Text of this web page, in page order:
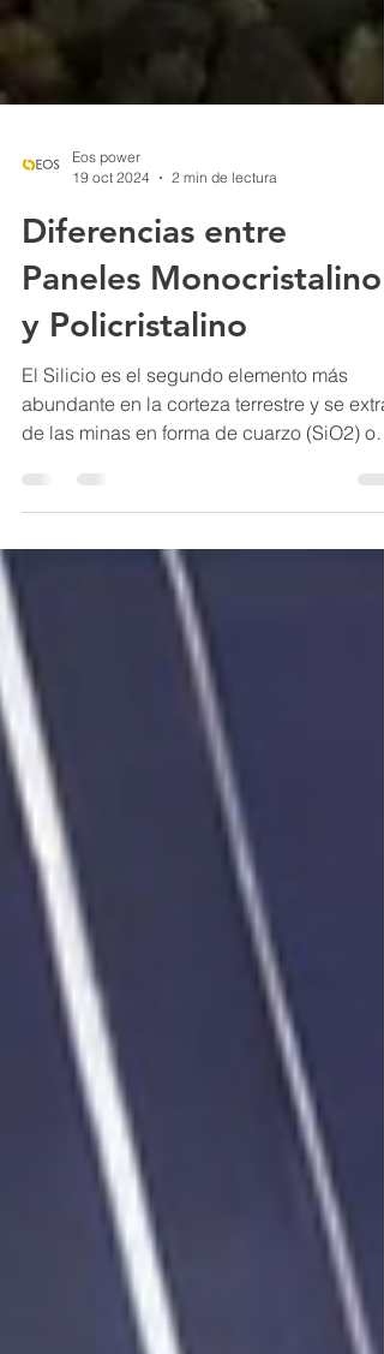
2 min de lectura
Diferencias entre
Paneles Monocristalino
y Policristalino
El Silicio es el segundo elemento más
abundante en la corteza terrestre y se
de las minas en forma de cuarzo (SiO2) o